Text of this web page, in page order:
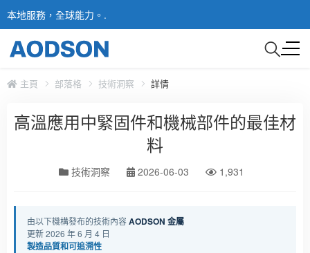
本地服務，全球能力。.
主頁 部落格 技術洞察 詳情
高溫應用中緊固件和機械部件的最佳材
料
技術洞察 2026-06-03 1,931
由以下機構發布的技術內容AODSON 金屬
更新 2026 年 6 月 4 日
製造品質和可追溯性